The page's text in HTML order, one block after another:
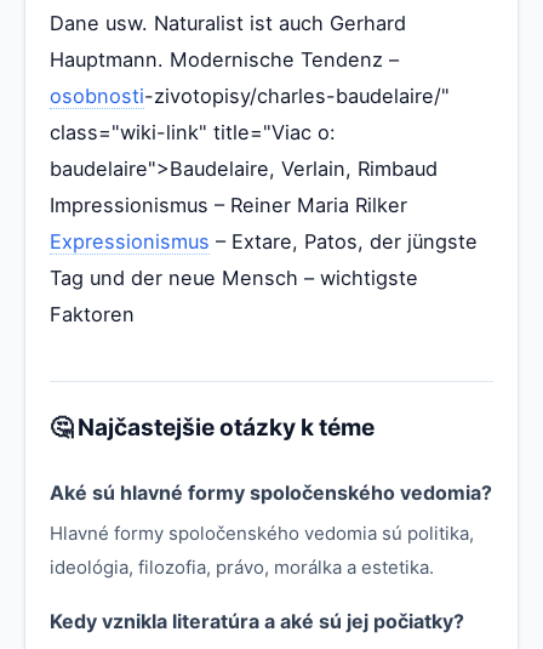
Dane usw. Naturalist ist auch Gerhard
Hauptmann. Modernische Tendenz –
osobnosti-zivotopisy/charles-baudelaire/"
class="wiki-link" title="Viac o:
baudelaire">Baudelaire, Verlain, Rimbaud
Impressionismus – Reiner Maria Rilker
Expressionismus – Extare, Patos, der jüngste
Tag und der neue Mensch – wichtigste
Faktoren
🤔 Najčastejšie otázky k téme
Aké sú hlavné formy spoločenského vedomia?
Hlavné formy spoločenského vedomia sú politika,
ideológia, filozofia, právo, morálka a estetika.
Kedy vznikla literatúra a aké sú jej počiatky?